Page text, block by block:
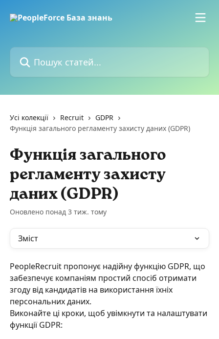
Пошук статей...
Усі колекції Recruit
GDPR
Функція загального регламенту захисту даних (GDPR)
Функція загального
регламенту захисту
даних (GDPR)
Оновлено понад 3 тиж. тому
Зміст
PeopleRecruit пропонує надійну функцію GDPR, що
забезпечує компаніям простий спосіб отримати
згоду від кандидатів на використання їхніх
персональних даних.
Виконайте ці кроки, щоб увімкнути та налаштувати
функції GDPR: